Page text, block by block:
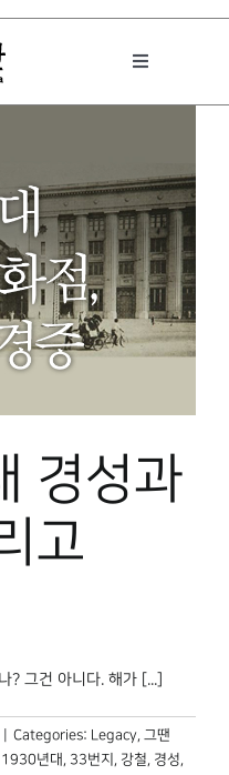
Toggle
경성과
고
? 그건 아니다. 해가 [...]
Categories: Legacy, 그땐
1930년대 , 33번지 , 강철, 경성,